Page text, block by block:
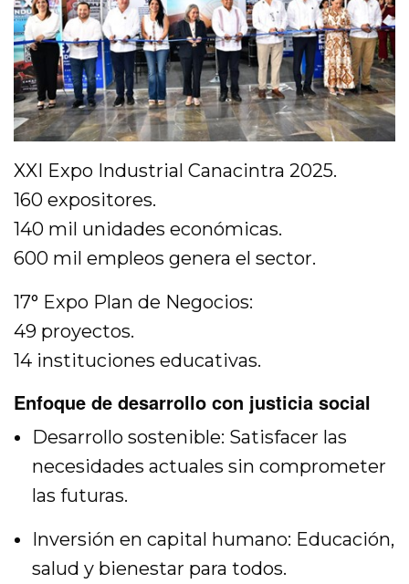
XXI Expo Industrial Canacintra 2025.
160 expositores.
140 mil unidades económicas.
600 mil empleos genera el sector.
17° Expo Plan de Negocios:
49 proyectos.
14 instituciones educativas.
Enfoque de desarrollo con justicia social
Desarrollo sostenible: Satisfacer las
necesidades actuales sin comprometer
las futuras.
Inversión en capital humano: Educación,
salud y bienestar para todos.